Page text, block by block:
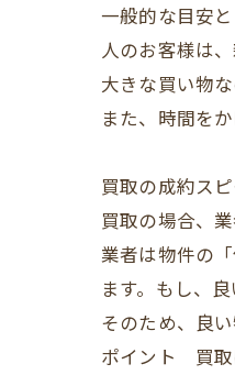
一般的な目安
人のお客様は
大きな買い物
また、時間を
買取の成約ス
買取の場合、
業者は物件の
ます。もし、
そのため、良
ポイント 買取